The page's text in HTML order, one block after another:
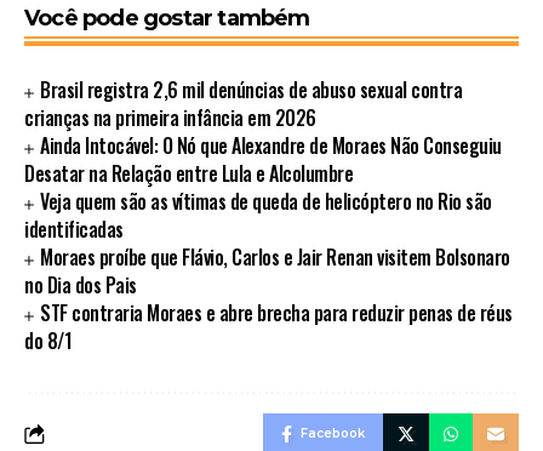
Você pode gostar também
Brasil registra 2,6 mil denúncias de abuso sexual contra
crianças na primeira infância em 2026
Ainda Intocável: O Nó que Alexandre de Moraes Não Conseguiu
Desatar na Relação entre Lula e Alcolumbre
Veja quem são as vítimas de queda de helicóptero no Rio são
identificadas
Moraes proíbe que Flávio, Carlos e Jair Renan visitem Bolsonaro
no Dia dos Pais
STF contraria Moraes e abre brecha para reduzir penas de réus
do 8/1
Facebook